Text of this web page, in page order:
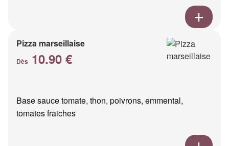
Pizza marseillaise
Dès 10.90 €
Base sauce tomate, thon, poivrons, emmental,
tomates fraiches